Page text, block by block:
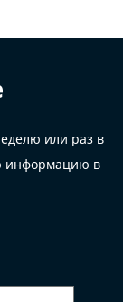
или раз в
информацию в